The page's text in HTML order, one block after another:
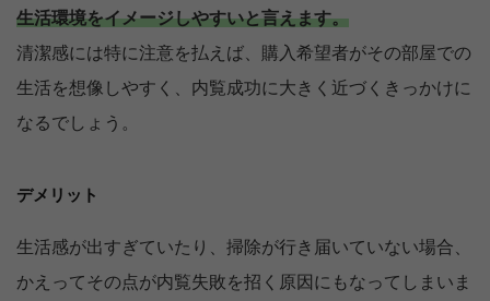
生活環境をイメージしやすいと言えます。
清潔感には特に注意を払えば、購入希望者がその部屋での
生活を想像しやすく、内覧成功に大きく近づくきっかけに
なるでしょう。
デメリット
生活感が出すぎていたり、掃除が行き届いていない場合、
かえってその点が内覧失敗を招く原因にもなってしまいま